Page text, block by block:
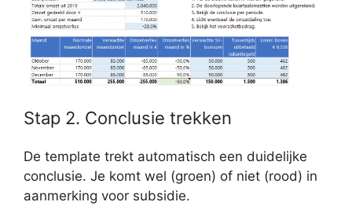
Stap 2. Conclusie trekken
De template trekt automatisch een duidelijke
conclusie. Je komt wel (groen) of niet (rood) in
aanmerking voor subsidie.